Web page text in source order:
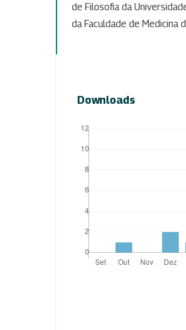
de Filosofia da
da Faculdade de Medicina
Downloads